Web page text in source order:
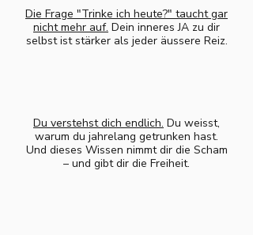
Die Frage "Trinke ich heute?" taucht gar
nicht mehr auf. Dein inneres JA zu dir
selbst ist stärker als jeder äussere Reiz.
Du verstehst dich endlich. Du weisst,
warum du jahrelang getrunken hast.
Und dieses Wissen nimmt dir die Scham
– und gibt dir die Freiheit.